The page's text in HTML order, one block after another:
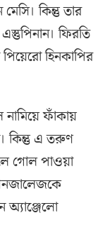
কিন্তু তার
ফিরতি
হিনকাপির
নামিয়ে ফাঁকায়
কিন্তু এ তরুণ
গোল পাওয়া
অ্যাঞ্জেলো